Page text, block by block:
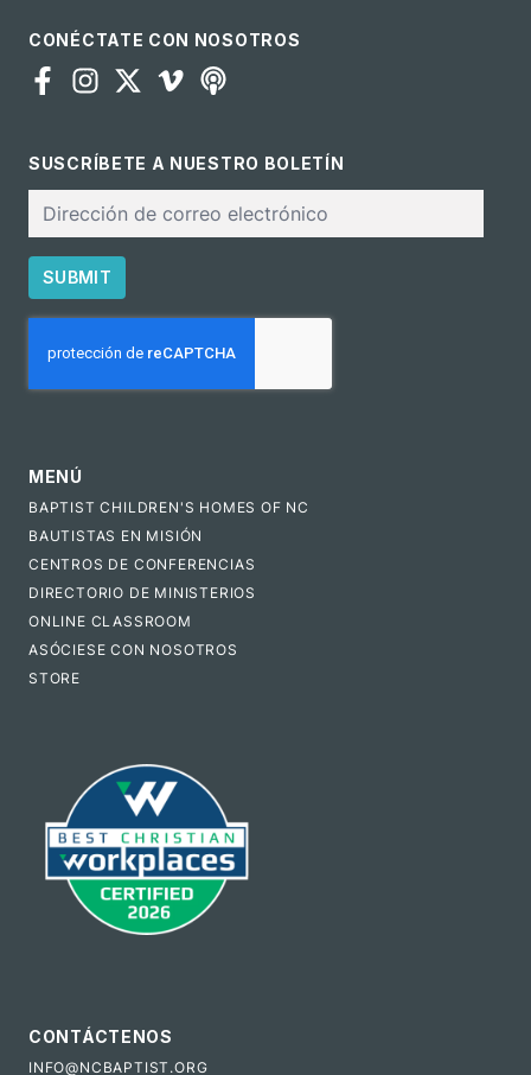
CONÉCTATE CON NOSOTROS
SUSCRÍBETE A NUESTRO BOLETÍN
electrónico
SUBMIT
MENÚ
BAPTIST CHILDREN'S HOMES OF NC
BAUTISTAS EN MISIÓN
CENTROS DE CONFERENCIAS
DIRECTORIO DE MINISTERIOS
ONLINE CLASSROOM
ASÓCIESE CON NOSOTROS
STORE
CONTÁCTENOS
INFO@NCBAPTIST.ORG